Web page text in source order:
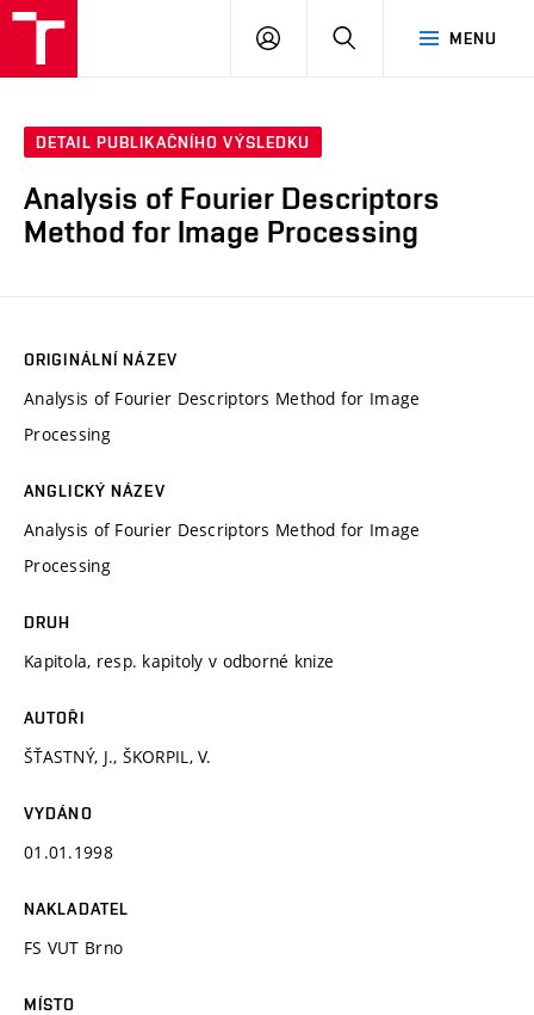
MENU
PŘIHLÁSIT
DETAIL PUBLIKAČNÍHO VÝSLEDKU
Analysis of Fourier Descriptors
Method for Image Processing
ORIGINÁLNÍ NÁZEV
Analysis of Fourier Descriptors Method for Image
Processing
ANGLICKÝ NÁZEV
Analysis of Fourier Descriptors Method for Image
Processing
DRUH
Kapitola, resp. kapitoly v odborné knize
AUTOŘI
ŠŤASTNÝ, J., ŠKORPIL, V.
VYDÁNO
01.01.1998
NAKLADATEL
FS VUT Brno
MÍSTO